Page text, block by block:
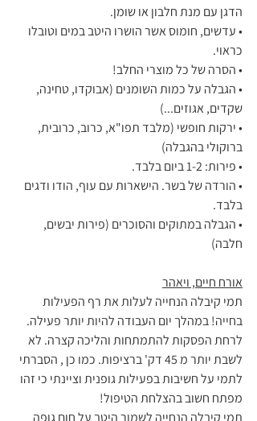
הדגן עם מנת חלבון או שומן.
• עדשים, חומוס אשר הושרו היטב במים וטובלו
כראוי.
• הסרה של כל מוצרי החלב!
• הגבלה על כמות השומנים (אבוקדו, טחינה,
שקדים, אגוזים...)
• ירקות חופשי (מלבד תפו"א, כרוב, כרובית,
ברוקולי בהגבלה)
• פירות: 1-2 ביום בלבד.
• הורדה של בשר. הישארות עם עוף, הודו ודגים
בלבד.
• הגבלה במתוקים והסוכרים (פירות יבשים,
חלבה)
אורח חיים, ויאהר
תמי קיבלה הנחייה לעלות את רף הפעילות
בחייה! במהלך יום העבודה להיות יותר פעילה.
לרחת הפסקות להתמתחות והליכה קצרה. לא
לשבת יותר מ 45 דק' ברציפות. כמו כן , הסברתי
לתמי על חשיבות בפעילות גופנית וציינתי כי זהו
מפתח חשוב בהצלחת הטיפול!
תמי קיבלה הנחייה לשמור היטב על חום גופה